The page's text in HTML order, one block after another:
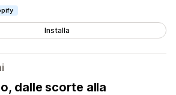
Installa
dalle scorte alla